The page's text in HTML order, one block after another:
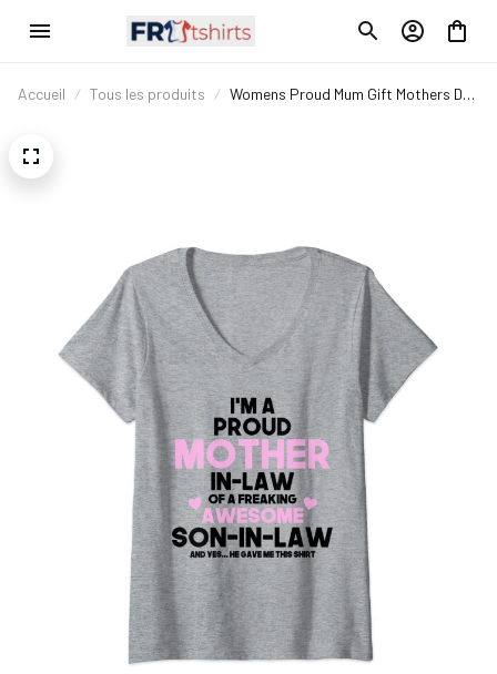
Accueil Tous les produits
Womens Proud Mum Gift Mothers Day